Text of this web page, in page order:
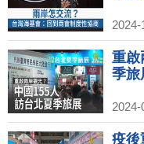
2024-
重啟
季旅
2024-
疫後